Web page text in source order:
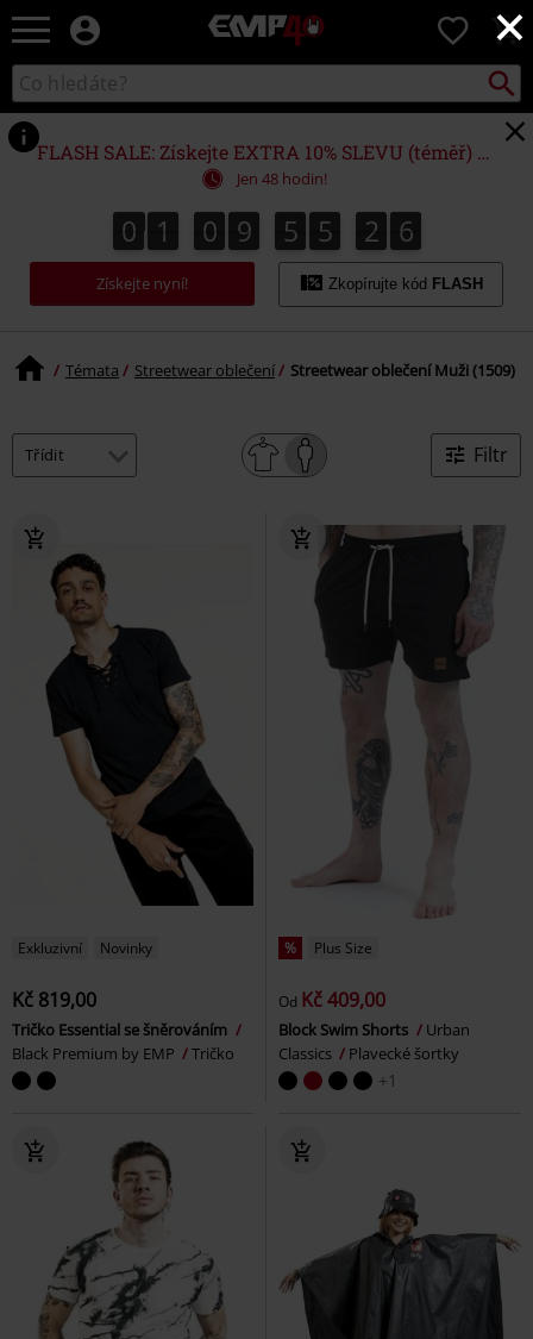
×
EMP
Hudba,
filmy
&
seriály,
Merch
pro
hráče,
Alternativní
0
Katalog
vyhledávání
FLASH SALE: Získejte EXTRA 10% SLEVU (téměř) NA VŠE*
Jen 48 hodin!
0
0 1
1 0
0 9
9 5
5 5
5 2
2
2
2 3
4
3
5
4
Získejte nyní! Zkopírujte kód FLASH
Témata Streetwear oblečení Streetwear oblečení Muži (1509)
Filtr
Exkluzivní Novinky
Kč 819,00
Tričko Essential se šněrováním
Black Premium by EMP
Tričko
% Plus Size
Od Kč 409,00
Block Swim Shorts
Urban
Classics
Plavecké šortky
+1